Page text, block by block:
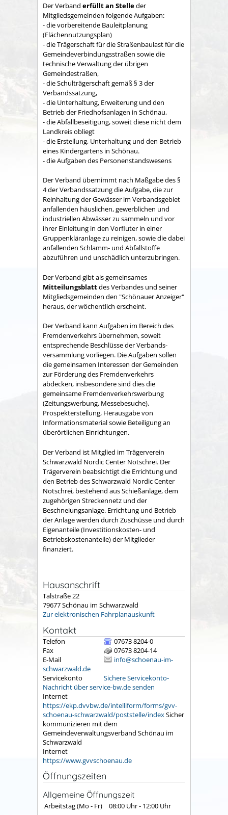
Der Verband erfüllt an Stelleder
Mitgliedsgemeinden folgende Aufgaben:
- die vorbereitende Bauleitplanung
(Flächennutzungsplan)
- die Trägerschaft für die Straßenbaulast für die
Gemeindeverbindungsstraßen sowie die
technische Verwaltung der übrigen
Gemeindestraßen,
- die Schulträgerschaft gemäß § 3 der
Verbandssatzung,
- die Unterhaltung, Erweiterung und den
Betrieb der Friedhofsanlagen in Schönau,
- die Abfallbeseitigung, soweit diese nicht dem
Land­kreis obliegt
- die Erstellung, Unterhaltung und den Betrieb
eines Kindergartens in Schönau.
- die Aufgaben des Personenstandswesens
Der Verband übernimmt nach Maßgabe des §
4 der Verbandssatzung die Aufgabe, die zur
Reinhaltung der Gewässer im Verbandsgebiet
anfallenden häuslichen, gewerblichen und
industriellen Abwässer zu sammeln und vor
ihrer Einleitung in den Vorfluter in einer
Gruppenkläranlage zu reinigen, sowie die dabei
anfallenden Schlamm- und Abfallstoffe
abzuführen und unschädlich unterzubringen.
Der Verband gibt als gemeinsames
Mitteilungsblattdes Verbandes und seiner
Mitgliedsgemeinden den "Schönauer Anzeiger"
heraus, der wöchentlich erscheint.
Der Verband kann Aufgaben im Bereich des
Fremdenverkehrs übernehmen, soweit
entsprechende Beschlüsse der Verbands­
versammlung vorliegen. Die Aufgaben sollen
die gemeinsamen Interessen der Gemeinden
zur Förderung des Fremdenverkehrs
abdecken, insbesondere sind dies die
gemeinsame Fremden­verkehrswerbung
(Zeitungswerbung, Messebesuche),
Prospekter­stellung, Herausgabe von
Informationsmaterial sowie Betei­ligung an
überörtlichen Einrichtungen.
Der Verband ist Mitglied im Trägerverein
Schwarzwald Nordic Center Notschrei. Der
Trägerverein beabsichtigt die Errichtung und
den Betrieb des Schwarzwald Nordic Center
Notschrei, bestehend aus Schießanlage, dem
zugehörigen Streckennetz und der
Beschneiungsanlage. Errichtung und Betrieb
der Anlage werden durch Zuschüsse und durch
Eigenanteile (Investitionskosten- und
Betriebskostenanteile) der Mitglieder
finanziert.
Hausanschrift
Talstraße 22
79677Schönau im Schwarzwald
Zur elektronischen Fahrplanauskunft
Kontakt
Telefon
07673 8204-0
Fax
07673 8204-14
E-Mail
info@schoenau-im-
schwarzwald.de
Servicekonto
Sichere Servicekonto-
Nachricht über service-bw.de senden
Internet
https://ekp.dvvbw.de/intelliform/forms/gvv-
schoenau-schwarzwald/poststelle/indexSicher
kommunizieren mit dem
Gemeindeverwaltungsverband Schönau im
Schwarzwald
Internet
https://www.gvvschoenau.de
Öffnungszeiten
Allgemeine Öffnungszeit
Arbeitstag (Mo - Fr) 08:00 Uhr- 12:00 Uhr